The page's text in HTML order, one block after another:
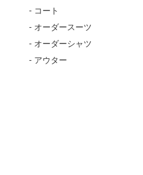
- コート
- オーダースーツ
- オーダーシャツ
- アウター